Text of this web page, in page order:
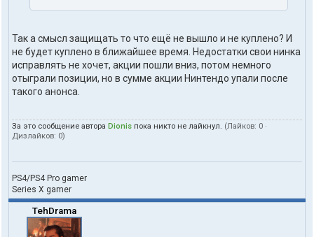
Так а смысл защищать то что ещё не вышло и не куплено? И
не будет куплено в ближайшее время. Недостатки свои нинка
исправлять не хочет, акции пошли вниз, потом немного
отыграли позиции, но в сумме акции Нинтендо упали после
такого анонса.
За это сообщение автора Dionis пока никто не лайкнул. (Лайков: 0 ·
Дизлайков: 0)
PS4/PS4 Pro gamer
Series X gamer
TehDrama